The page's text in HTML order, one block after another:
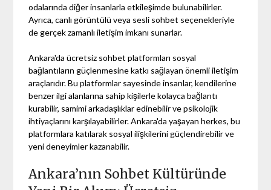
odalarında diğer insanlarla etkileşimde bulunabilirler.
Ayrıca, canlı görüntülü veya sesli sohbet seçenekleriyle
de gerçek zamanlı iletişim imkanı sunarlar.
Ankara'da ücretsiz sohbet platformları sosyal
bağlantıların güçlenmesine katkı sağlayan önemli iletişim
araçlarıdır. Bu platformlar sayesinde insanlar, kendilerine
benzer ilgi alanlarına sahip kişilerle kolayca bağlantı
kurabilir, samimi arkadaşlıklar edinebilir ve psikolojik
ihtiyaçlarını karşılayabilirler. Ankara'da yaşayan herkes, bu
platformlara katılarak sosyal ilişkilerini güçlendirebilir ve
yeni deneyimler kazanabilir.
Ankara’nın Sohbet Kültüründe